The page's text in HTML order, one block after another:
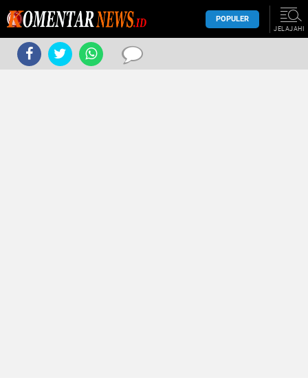
POPULER
JELAJAHI